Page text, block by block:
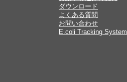
ダウンロード
よくある質問
お問い合わせ
E.coli Tracking System